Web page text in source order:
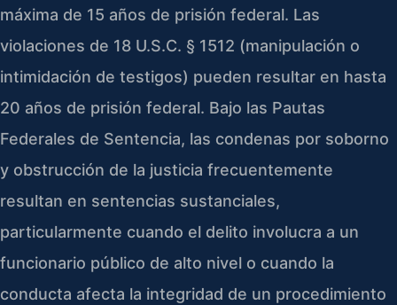
máxima de 15 años de prisión federal. Las
violaciones de 18 U.S.C. § 1512 (manipulación o
intimidación de testigos) pueden resultar en hasta
20 años de prisión federal. Bajo las Pautas
Federales de Sentencia, las condenas por soborno
y obstrucción de la justicia frecuentemente
resultan en sentencias sustanciales,
particularmente cuando el delito involucra a un
funcionario público de alto nivel o cuando la
conducta afecta la integridad de un procedimiento